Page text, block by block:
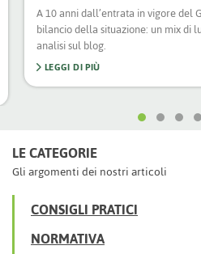
A 10 anni dall’entrata in vigore del
bilancio della situazione: un mix di
analisi sul blog.
LEGGI DI PIÙ
LE CATEGORIE
Gli argomenti dei nostri articoli
CONSIGLI PRATICI
NORMATIVA